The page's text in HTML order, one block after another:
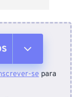
se para